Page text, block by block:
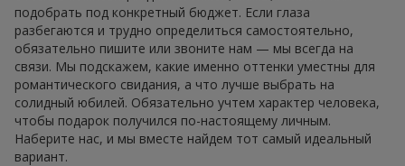
подобрать под конкретный бюджет. Если глаза
разбегаются и трудно определиться самостоятельно,
обязательно пишите или звоните нам — мы всегда на
связи. Мы подскажем, какие именно оттенки уместны для
романтического свидания, а что лучше выбрать на
солидный юбилей. Обязательно учтем характер человека,
чтобы подарок получился по-настоящему личным.
Наберите нас, и мы вместе найдем тот самый идеальный
вариант.